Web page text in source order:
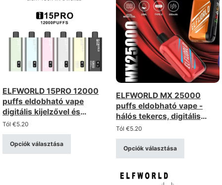
ELFWORLD 15PRO 12000
puffs eldobható vape
digitális kijelzővel és
állítható légáramlással
Tól €5.20
Opciók választása
ELFWORLD MX 25000
puffs eldobható vape -
hálós tekercs, digitális
kijelző, állítható légáramlás
Tól €5.20
Opciók választása